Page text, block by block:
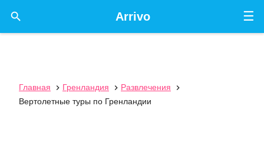
☰
Arrivo

Главная  Гренландия  Развлечения

Вертолетные туры по Гренландии